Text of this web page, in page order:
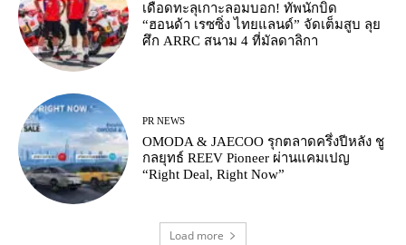
เดือดทะลุเกาะลอมบอก! ทัพนักบิด
“ฮอนด้า เรซซิ่ง ไทยแลนด์” จัดเต็มสูบ ลุย
ศึก ARRC สนาม 4 ที่มัลดาลิกา
PR NEWS
OMODA & JAECOO รุกตลาดครึ่งปีหลัง ชู
กลยุทธ์ REEV Pioneer ผ่านแคมเปญ
“Right Deal, Right Now”
Load more